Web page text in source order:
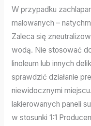
W przypadku
malowanych –
Zaleca się
wodą. Nie stosować
linoleum lub innych
sprawdzić działanie
niewidocznymi
lakierowanych paneli
w stosunki 1:1